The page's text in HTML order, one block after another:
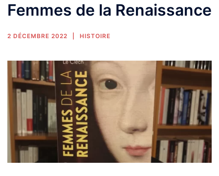
Femmes de la Renaissance
2 DÉCEMBRE 2022 HISTOIRE